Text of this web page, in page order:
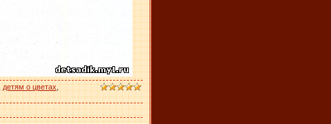
детям о цветах